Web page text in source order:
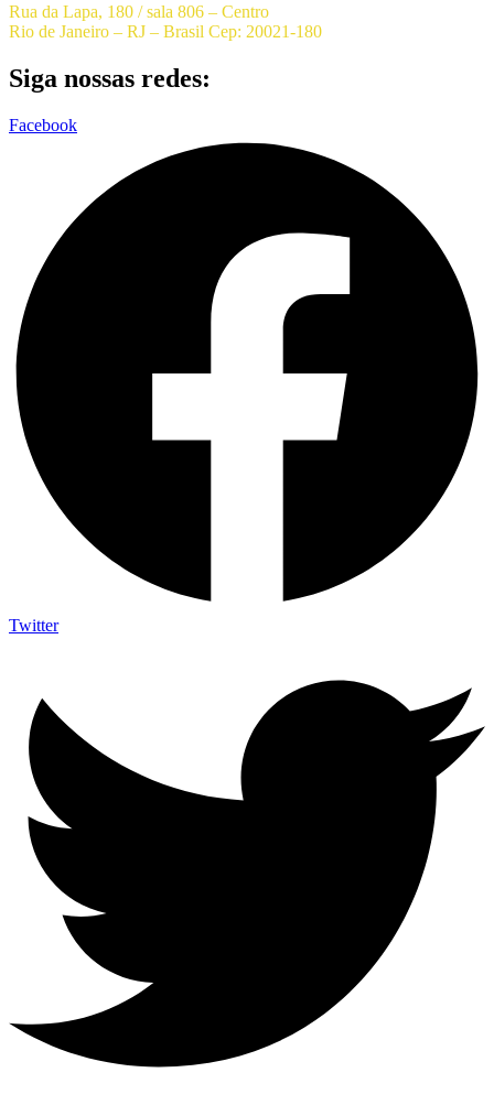
Rua da Lapa, 180 / sala 806 – Centro
Rio de Janeiro – RJ – Brasil Cep: 20021-180
Siga nossas redes:
Facebook
Twitter